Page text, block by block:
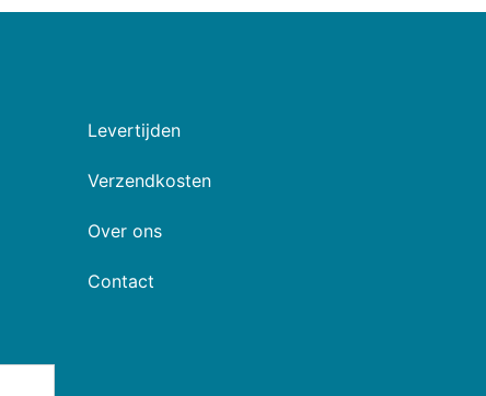
Levertijden
Verzendkosten
Over ons
Contact